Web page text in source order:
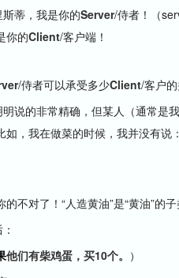
蒂，我是你的Server/侍者！（
你的Client/客户端！
/侍者可以承受多少Client/客户
说的非常精确，但某人（通常是
，我在做菜的时候，我并没有说
对了！“人造黄油”是“黄油”的子
他们有柴鸡蛋，买10个。 ）